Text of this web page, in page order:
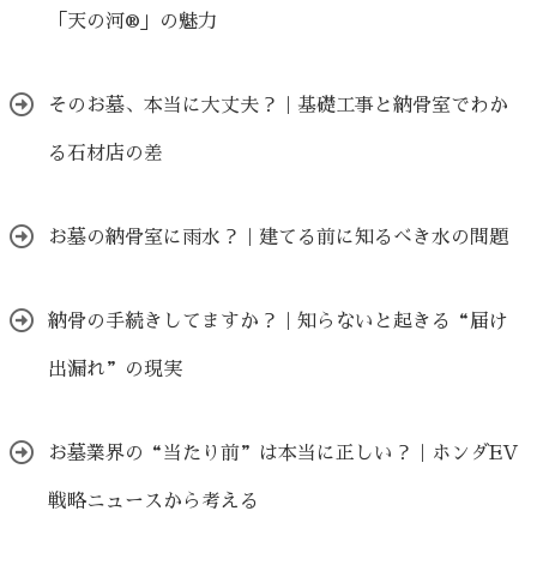
「天の河®」の魅力
そのお墓、本当に大丈夫？｜基礎工事と納骨室でわか
る石材店の差
お墓の納骨室に雨水？｜建てる前に知るべき水の問題
納骨の手続きしてますか？｜知らないと起きる“届け
出漏れ”の現実
お墓業界の“当たり前”は本当に正しい？｜ホンダEV
戦略ニュースから考える